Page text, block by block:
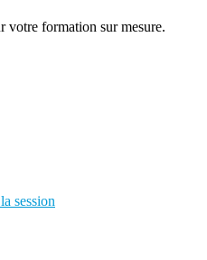
votre formation sur mesure.
session